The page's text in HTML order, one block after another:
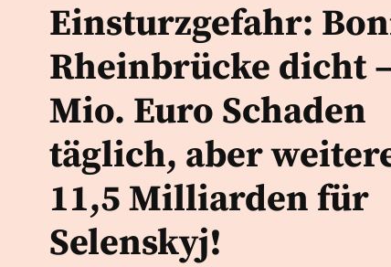
Einsturzgefahr:
Rheinbrücke dicht
Mio. Euro Schaden
täglich, aber
11,5 Milliarden für
Selenskyj!